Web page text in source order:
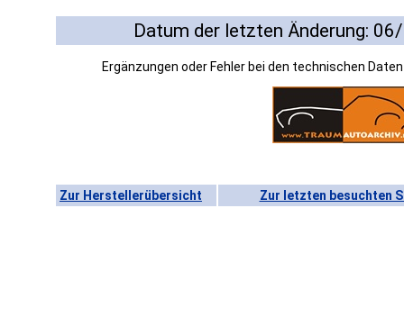
Datum der letzten Änderung:
Ergänzungen oder Fehler bei den technischen
Zur Herstellerübersicht Zur letzten besuchten